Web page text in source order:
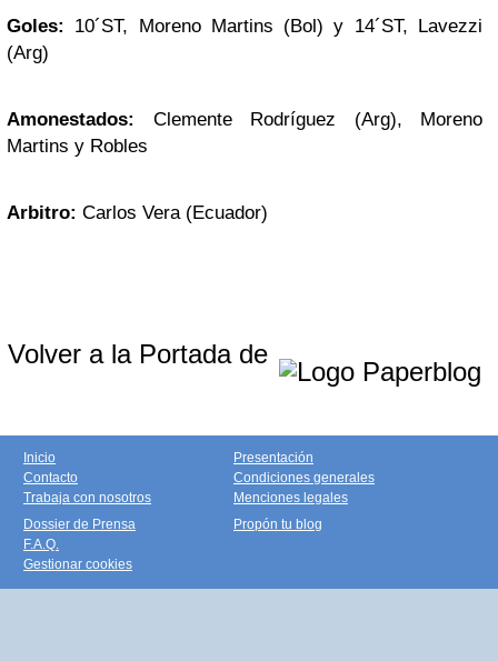
Goles:
10´ST, Moreno Martins (Bol) y 14´ST, Lavezzi
(Arg)
Amonestados: Clemente Rodríguez (Arg), Moreno
Martins y Robles
Arbitro: Carlos Vera (Ecuador)
Volver a la Portada de
Inicio
Contacto
Trabaja con nosotros
Presentación
Condiciones generales
Menciones legales
Dossier de Prensa
F.A.Q.
Gestionar cookies
Propón tu blog